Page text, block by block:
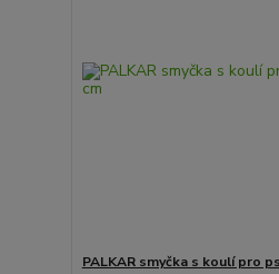
PALKAR smyčka s koulí pro